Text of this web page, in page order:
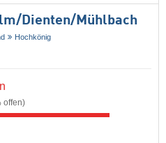
​Dienten/​Mühlbach
Hochkönig
offen)